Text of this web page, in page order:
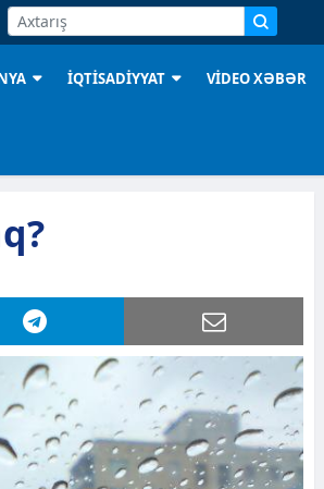
İQTİSADİYYAT VİDEO XƏBƏR